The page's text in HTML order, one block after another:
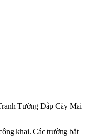
Tường Đắp Cây Mai
khai. Các trường bắt